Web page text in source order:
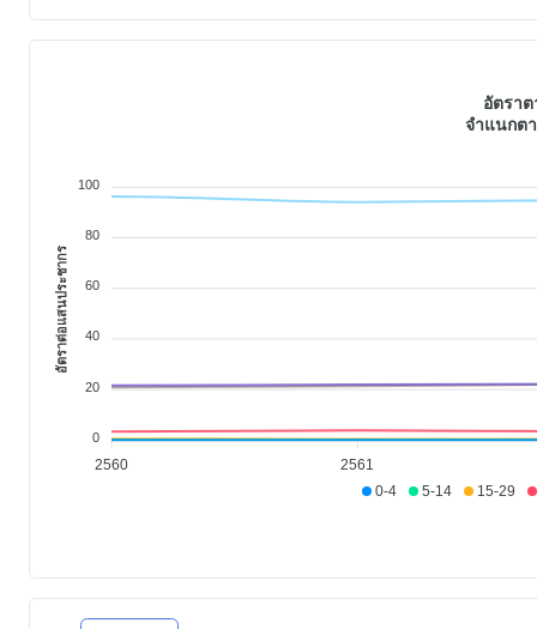
0-4 5-14 15-29
2560 2561
อัตรา
จำแนกต
100
80
60
40
20
0
อัตราต่อแสนประชากร